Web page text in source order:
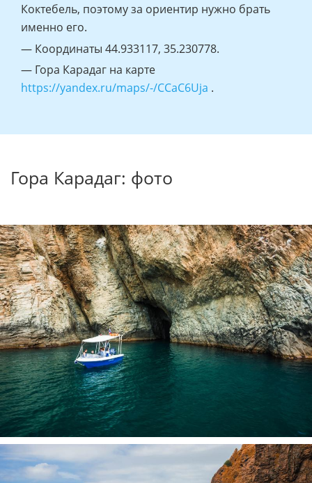
Коктебель, поэтому за ориентир нужно брать
именно его.
— Координаты 44.933117, 35.230778.
— Гора Карадаг на карте
https://yandex.ru/maps/-/CCaC6Uja .
Гора Карадаг: фото